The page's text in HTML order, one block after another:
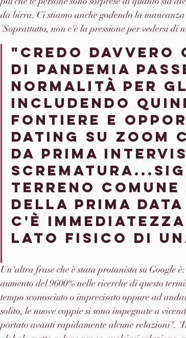
da birra. Ci stiamo anche godendo la
'Soprattutto, non c'è la pressione per vedersi di
"Credo davvero
di pandemia
normalità per
includendo
fontiere e
dating su zoom
da prima
terreno
della prima
c'è
lato fisico di
Un'altra frase che è stata protanista su Google
aumento del 9600% nelle ricerche di questo
tempo sconosciuto o imprecisato oppure ad
solito, le nuove coppie si sono impegnate a
portato avanti rapidamente alcune relazioni".